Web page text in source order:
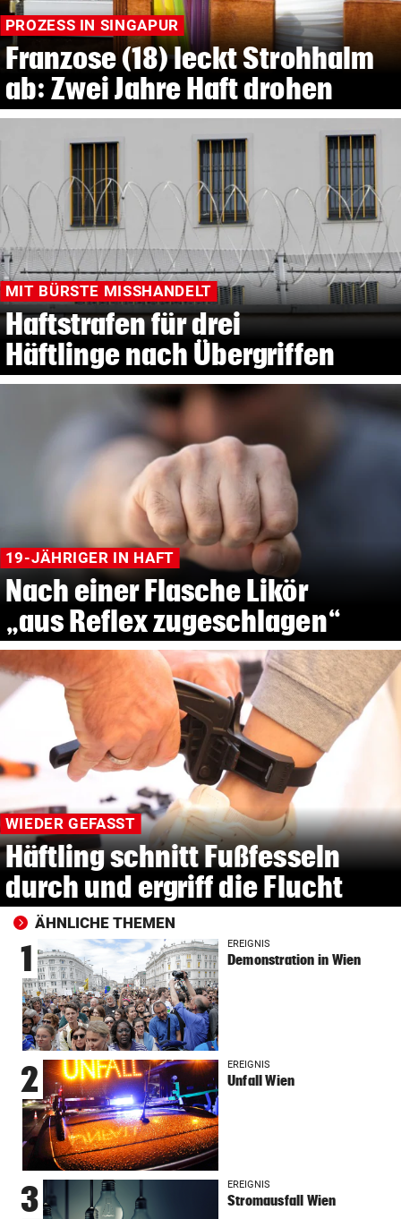
PROZESS IN SINGAPUR
Franzose (18) leckt Strohhalm
ab: Zwei Jahre Haft drohen
MIT BÜRSTE MISSHANDELT
Haftstrafen für drei
Häftlinge nach Übergriffen
19-JÄHRIGER IN HAFT
Nach einer Flasche Likör
„aus Reflex zugeschlagen“
WIEDER GEFASST
Häftling schnitt Fußfesseln
durch und ergriff die Flucht
ÄHNLICHE THEMEN
1 EREIGNIS
Demonstration in Wien
2 EREIGNIS
Unfall Wien
3 EREIGNIS
Stromausfall Wien